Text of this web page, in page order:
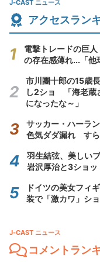
J-CAST ニュース
アクセスラン
電撃トレードの巨
の存在感薄れ...「他
市川團十郎の15歳
し2ショ 「海老蔵
になったな～」
サッカー・ハーラ
色気ダダ漏れ す
羽生結弦、美しい
岩沢厚治と3ショ
ドイツの美女フィ
装で「激カワ」シ
J-CAST ニュース
コメントラン